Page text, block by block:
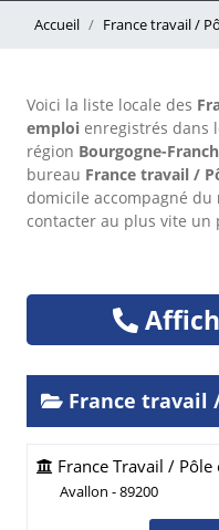
Accueil France travail /
Voici la liste locale des
emploi enregistrés dans
région Bourgogne-
bureau France travail /
domicile accompagné du
contacter au plus vite un
France travail
France Travail /
Avallon - 89200